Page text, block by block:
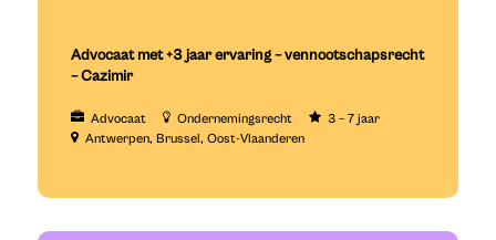
Advocaat met +3 jaar ervaring – vennootschapsrecht
– Cazimir
Advocaat Ondernemingsrecht
3 – 7 jaar
Antwerpen
Brussel Oost-Vlaanderen